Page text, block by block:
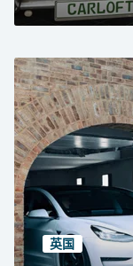
CarLoft
Residential
2x car lifts
Parking on
7 stops
英国